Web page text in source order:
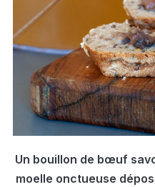
Un bouillon de bœuf
moelle onctueuse